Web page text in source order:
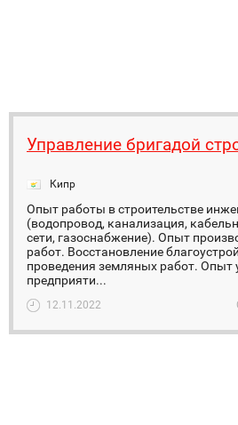
Управление бригадой
Кипр
Опыт работы в строительстве
(водопровод, канализация,
сети, газоснабжение). Опыт
работ. Восстановление
проведения земляных работ. Опыт
предприяти...
12.11.2022